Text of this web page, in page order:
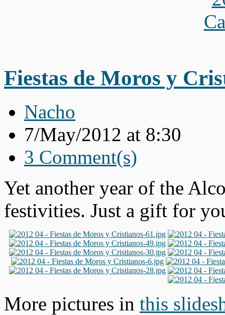
Fiestas de Moros y
Nacho
7/May/2012 at 8:30
3 Comment(s)
Yet another year of the
festivities. Just a gift for
More pictures in this